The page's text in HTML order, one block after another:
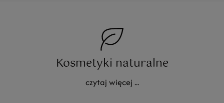
Kosmetyki naturalne
czytaj więcej ...